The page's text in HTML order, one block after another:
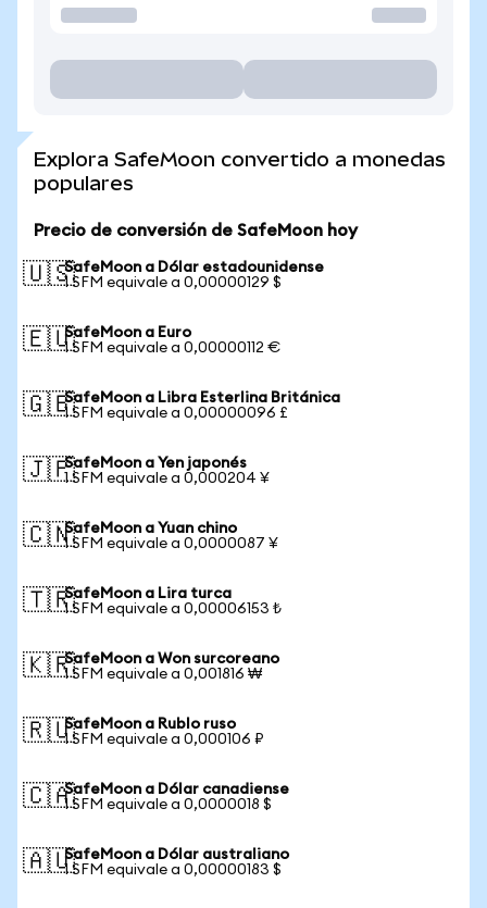
Explora SafeMoon convertido a monedas
populares
Precio de conversión de SafeMoon hoy
🇺🇸SafeMoon a Dólar estadounidense
1 SFM equivale a 0,00000129 $
🇪🇺SafeMoon a Euro
1 SFM equivale a 0,00000112 €
🇬🇧SafeMoon a Libra Esterlina Británica
1 SFM equivale a 0,00000096 £
🇯🇵SafeMoon a Yen japonés
1 SFM equivale a 0,000204 ¥
🇨🇳SafeMoon a Yuan chino
1 SFM equivale a 0,0000087 ¥
🇹🇷SafeMoon a Lira turca
1 SFM equivale a 0,00006153 ₺
🇰🇷SafeMoon a Won surcoreano
1 SFM equivale a 0,001816 ₩
🇷🇺SafeMoon a Rublo ruso
1 SFM equivale a 0,000106 ₽
🇨🇦SafeMoon a Dólar canadiense
1 SFM equivale a 0,0000018 $
🇦🇺SafeMoon a Dólar australiano
1 SFM equivale a 0,00000183 $